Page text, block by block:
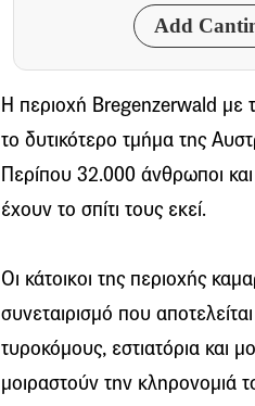
Add
Η περιοχή Bregenzerwald με
το δυτικότερο τμήμα της
Περίπου 32.000 άνθρωποι
έχουν το σπίτι τους εκεί.
Οι κάτοικοι της περιοχής
συνεταιρισμό που
τυροκόμους, εστιατόρια και
μοιραστούν την κληρονομιά